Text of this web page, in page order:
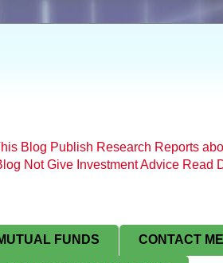
Blog Publish Research Reports
Not Give Investment Advice Read
FUNDS CONTACT ME